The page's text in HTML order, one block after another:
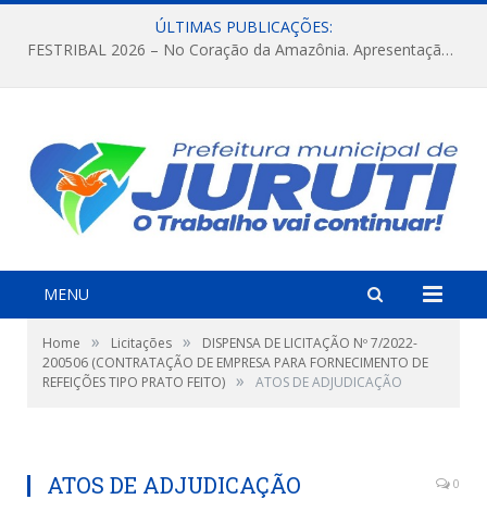
ÚLTIMAS PUBLICAÇÕES:
FESTRIBAL 2026 – No Coração da Amazônia. Apresentação da Munduruku.
MENU
Home » Licitações »
DISPENSA DE LICITAÇÃO Nº 7/2022-
200506 (CONTRATAÇÃO DE EMPRESA PARA FORNECIMENTO DE
REFEIÇÕES TIPO PRATO FEITO) » ATOS DE ADJUDICAÇÃO
ATOS DE ADJUDICAÇÃO 0